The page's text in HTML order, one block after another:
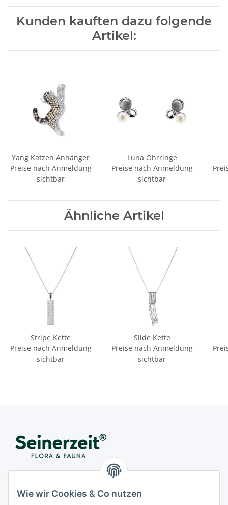
Kunden kauften dazu folgende
Artikel:
Yang Katzen Anhänger
Preise nach Anmeldung
sichtbar
Luna Ohrringe
Preise nach Anmeldung
sichtbar
Ähnliche Artikel
Stripe Kette
Preise nach Anmeldung
sichtbar
Slide Kette
Preise nach Anmeldung
sichtbar
D - 10711 Berlin
Wie wir Cookies & Co nutzen